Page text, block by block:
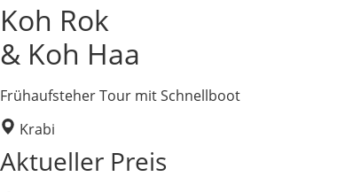
Koh Rok
& Koh Haa
Frühaufsteher Tour mit Schnellboot
Krabi
Aktueller Preis